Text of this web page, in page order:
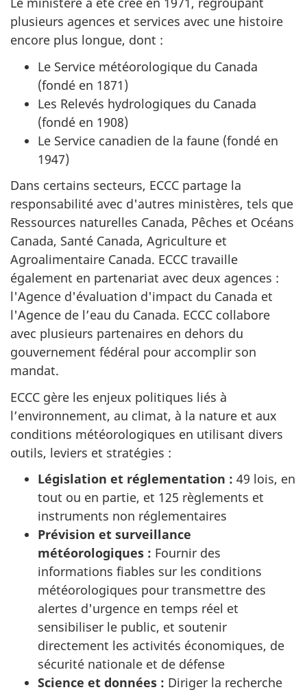
plusieurs agences et services avec une histoire
encore plus longue, dont :
Le Service météorologique du Canada
(fondé en 1871)
Les Relevés hydrologiques du Canada
(fondé en 1908)
Le Service canadien de la faune (fondé en
1947)
Dans certains secteurs, ECCC partage la
responsabilité avec d'autres ministères, tels que
Ressources naturelles Canada, Pêches et Océans
Canada, Santé Canada, Agriculture et
Agroalimentaire Canada. ECCC travaille
également en partenariat avec deux agences :
l'Agence d'évaluation d'impact du Canada et
l'Agence de l’eau du Canada. ECCC collabore
avec plusieurs partenaires en dehors du
gouvernement fédéral pour accomplir son
mandat.
ECCC gère les enjeux politiques liés à
l’environnement, au climat, à la nature et aux
conditions météorologiques en utilisant divers
outils, leviers et stratégies :
Législation et réglementation : 49 lois, en
tout ou en partie, et 125 règlements et
instruments non réglementaires
Prévision et surveillance
météorologiques : Fournir des
informations fiables sur les conditions
météorologiques pour transmettre des
alertes d'urgence en temps réel et
sensibiliser le public, et soutenir
directement les activités économiques, de
sécurité nationale et de défense
Science et données : Diriger la recherche